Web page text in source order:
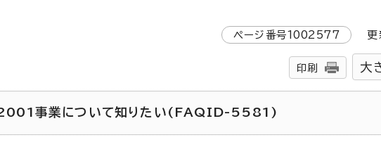
ページ番号1002577 更
印刷 大
2001事業について知りたい(FAQID-5581)